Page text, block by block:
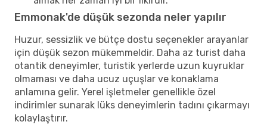
Emmonak'de düşük sezonda neler yapılır
Huzur, sessizlik ve bütçe dostu seçenekler arayanlar
için düşük sezon mükemmeldir. Daha az turist daha
otantik deneyimler, turistik yerlerde uzun kuyruklar
olmaması ve daha ucuz uçuşlar ve konaklama
anlamına gelir. Yerel işletmeler genellikle özel
indirimler sunarak lüks deneyimlerin tadını çıkarmayı
kolaylaştırır.